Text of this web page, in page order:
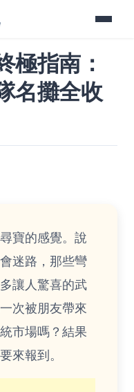
極指南：
名攤全收
寶的感覺。說
迷路，那些彎
讓人驚喜的武
次被朋友帶來
市場嗎？結果
來報到。